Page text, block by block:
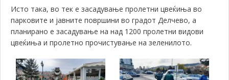
Исто така, во тек е засадување пролетни цвеќиња во
парковите и јавните површини во градот Делчево, а
планирано е засадување на над 1200 пролетни видови
цвеќиња и пролетно прочистување на зеленилото.